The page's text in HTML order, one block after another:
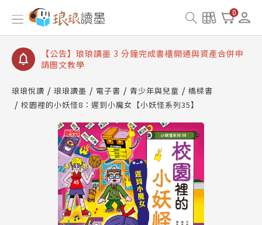
0
【公告】琅琅讀墨數位閱讀資產合併與書櫃開通申請
【公告】琅琅讀墨書櫃開通常見問題
【公告】琅琅讀墨 3 分鐘完成書櫃開通與資產合併申
請圖文教學
查詢
【公告】琅琅讀墨數位閱讀資產合併與書櫃開通申請
琅琅悅讀 琅琅讀墨 電子書 青少年與兒童
橋樑書
校園裡的小妖怪8：遲到小魔女【小妖怪系列35】